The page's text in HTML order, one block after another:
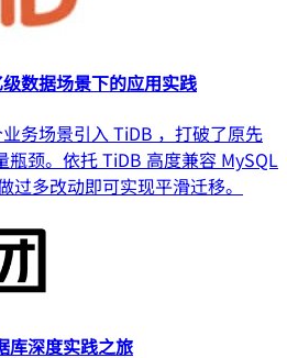
数据场景下的应用实践
务场景引入 TiDB ，打破了原先
瓶颈。依托 TiDB 高度兼容 MySQL
多改动即可实现平滑迁移。
库深度实践之旅